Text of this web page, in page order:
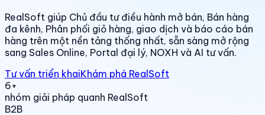
RealSoft giúp Chủ đầu tư điều hành mở bán, Bán hàng
đa kênh, Phân phối giỏ hàng, giao dịch và báo cáo bán
hàng trên một nền tảng thống nhất, sẵn sàng mở rộng
sang Sales Online, Portal đại lý, NOXH và AI tư vấn.
Tư vấn triển khaiKhám phá RealSoft
6+
nhóm giải pháp quanh RealSoft
B2B